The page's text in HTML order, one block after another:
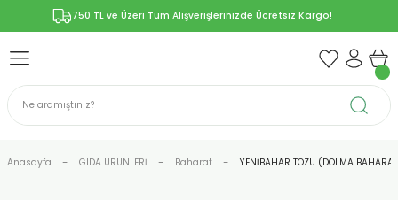
750 TL ve Üzeri Tüm Alışverişlerinizde Ücretsiz Kargo!
Geri Dön
Propolis
Geri Dön
Geri Dön
Geri Dön
KAPSÜLLER
Geri Dön
Anasayfa GIDA ÜRÜNLERİ Baharat YENİBAHAR TOZU (DOLMA